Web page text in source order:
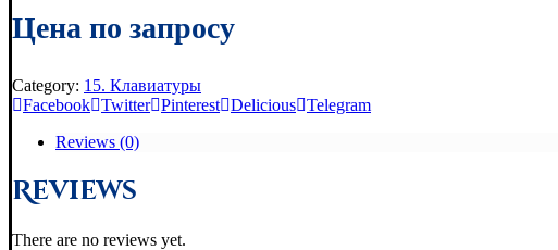
Цена по запросу
Category: 15. Клавиатуры
Facebook Twitter Pinterest Delicious Telegram
Reviews (0)
Reviews
There are no reviews yet.